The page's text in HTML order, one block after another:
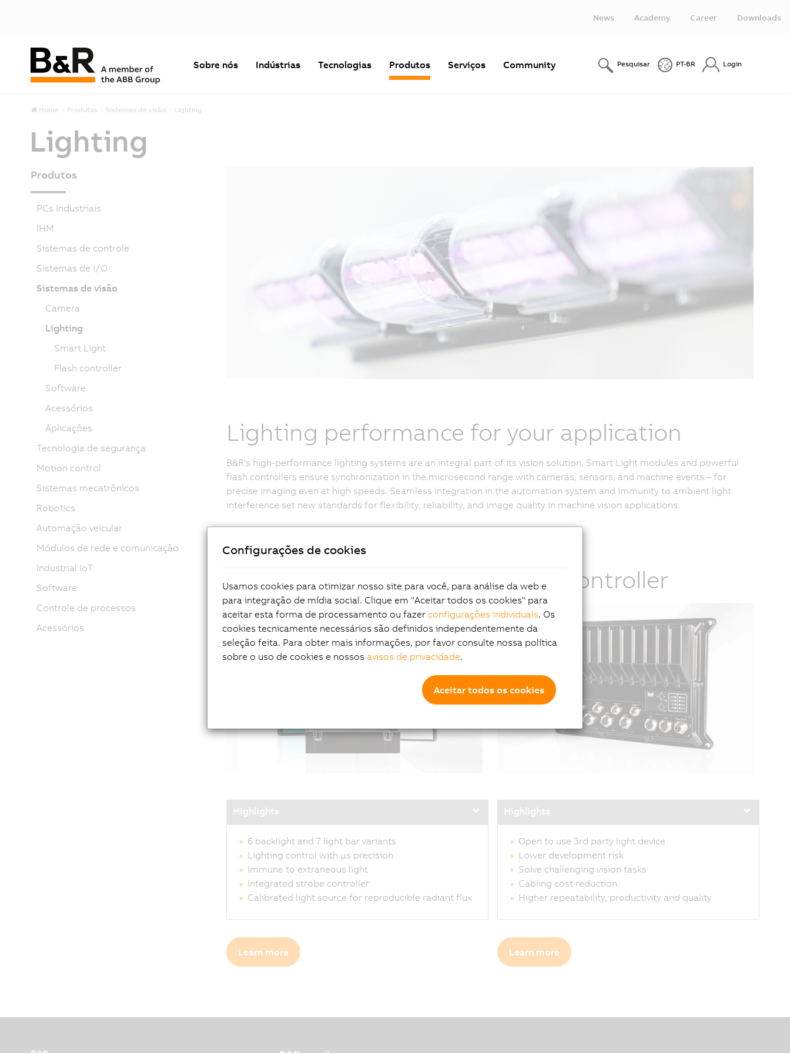
News Academy Career Downloads
Sobre nós Indústrias Tecnologias Produtos Serviços Community Pesquisar PT-BR Login
Home Produtos Sistemas de visão Lighting
Lighting
Lighting performance for your application
B&R's high-performance lighting systems are an integral part of its vision solution. Smart Light modules and powerful
flash controllers ensure synchronization in the microsecond range with cameras, sensors, and machine events – for
precise imaging even at high speeds. Seamless integration in the automation system and immunity to ambient light
interference set new standards for flexibility, reliability, and image quality in machine vision applications.
Smart Light
Highlights
6 backlight and 7 light bar variants
Lighting control with µs precision
Immune to extraneous light
Integrated strobe controller
Calibrated light source for reproducible radiant flux
Learn more
Flash Controller
Highlights
Open to use 3rd party light device
Lower development risk
Solve challenging vision tasks
Cabling cost reduction
Higher repeatability, productivity and quality
Learn more
Produtos
PCs Industriais
IHM
Sistemas de controle
Sistemas de I/O
Sistemas de visão
Camera
Lighting
Smart Light
Flash controller
Software
Acessórios
Aplicações
Tecnologia de segurança
Motion control
Sistemas mecatrônicos
Robotics
Automação veicular
Módulos de rede e comunicação
Industrial IoT
Software
Controle de processos
Acessórios
Configurações de cookies
Usamos cookies para otimizar nosso site para você, para análise da web e
para integração de mídia social. Clique em "Aceitar todos os cookies" para
aceitar esta forma de processamento ou fazer configurações individuais. Os
cookies tecnicamente necessários são definidos independentemente da
seleção feita. Para obter mais informações, por favor consulte nossa política
sobre o uso de cookies e nossos avisos de privacidade.
Aceitar todos os cookies